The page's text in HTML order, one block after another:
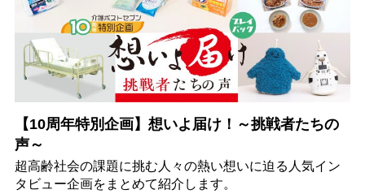
【10周年特別企画】想いよ届け！～挑戦者たちの
声～
超高齢社会の課題に挑む人々の熱い想いに迫る人気イン
タビュー企画をまとめて紹介します。